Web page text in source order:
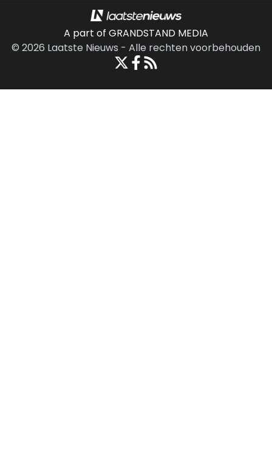
A part of GRANDSTAND MEDIA
© 2026 Laatste Nieuws - Alle rechten voorbehouden